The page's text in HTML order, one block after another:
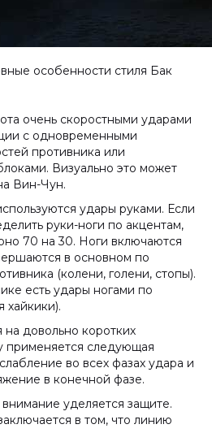
особенности стиля Бак
очень скоростными ударами
с одновременными
противника или
Визуально это может
Вин-Чун.
удары руками. Если
руки-ноги по акцентам,
70 на 30. Ноги включаются
в основном по
(колени, голени, стопы).
есть удары ногами по
хайкики).
довольно коротких
применяется следующая
во всех фазах удара и
в конечной фазе.
уделяется защите.
в том, что линию